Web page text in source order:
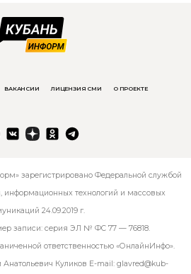
ВАКАНСИИ ЛИЦЕНЗИЯ СМИ О ПРОЕКТЕ
зарегистрировано Федеральной службой
информационных технологий и массовых
24.09.2019 г.
записи: серия ЭЛ № ФС 77 — 76818.
ответственностью «ОнлайнИнфо».
Куликов E-mail: glavred@kub-